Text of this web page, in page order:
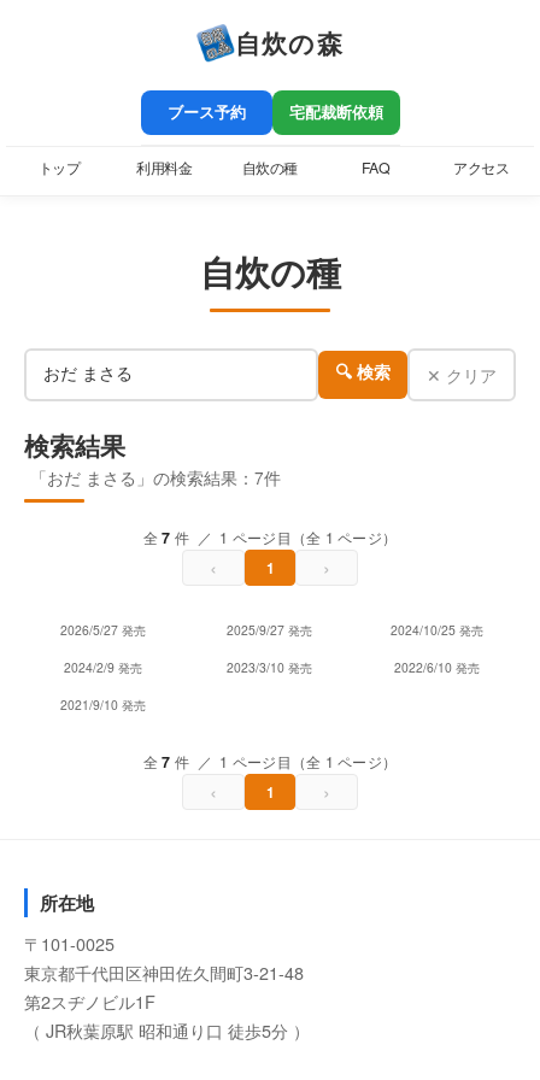
自炊の森
ブース予約 宅配裁断依頼
トップ 利用料金 自炊の種 FAQ アクセス
自炊の種
🔍 検索 ✕ クリア
検索結果
「おだ まさる」の検索結果：7件
全7 件 ／ 1 ページ目（全 1 ページ）
‹ 1 ›
2026/5/27 発売 2025/9/27 発売 2024/10/25 発売
2024/2/9 発売 2023/3/10 発売 2022/6/10 発売
2021/9/10 発売
全7 件 ／ 1 ページ目（全 1 ページ）
‹ 1 ›
所在地
〒101-0025
東京都千代田区神田佐久間町3-21-48
第2スヂノビル1F
（ JR秋葉原駅 昭和通り口 徒歩5分 ）